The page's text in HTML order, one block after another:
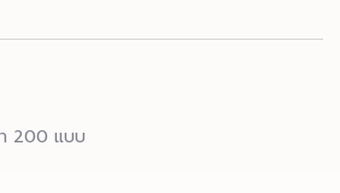
200 แบบ